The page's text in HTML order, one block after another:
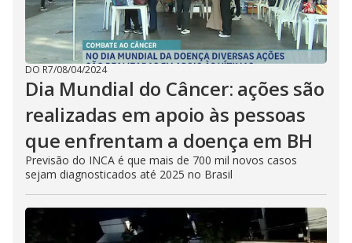
DO R7/08/04/2024
Dia Mundial do Câncer: ações são
realizadas em apoio às pessoas
que enfrentam a doença em BH
Previsão do INCA é que mais de 700 mil novos casos
sejam diagnosticados até 2025 no Brasil